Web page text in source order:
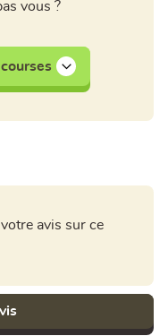
vous ?
avis sur ce